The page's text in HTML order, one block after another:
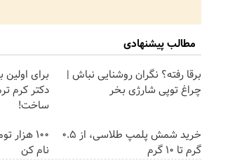
مطالب پیشنهادی
برقا رفته؟ نگران روشنایی نباش |
چراغ توپی شارژی بخر
ساخت!
خرید شمش پلمپ طلاسی، از ۰.۵
گرم تا ۱۰ گرم
100
نام کن